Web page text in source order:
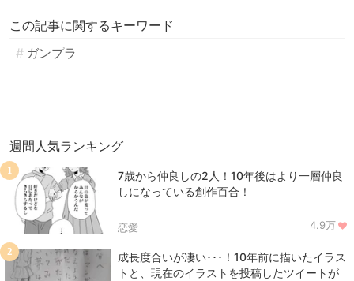
この記事に関するキーワード
ガンプラ
週間人気ランキング
7歳から仲良しの2人！10年後はより一層仲良
しになっている創作百合！
恋愛 4.9万
1
成長度合いが凄い･･･！10年前に描いたイラス
トと、現在のイラストを投稿したツイートが
2